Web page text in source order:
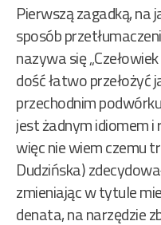
Pierwszą zagadką,
sposób
nazywa się
dość łatwo przełożyć
przechodnim
jest żadnym idiomem
więc nie wiem czemu
Dudzińska)
zmieniając w tytule
denata, na narzędzie